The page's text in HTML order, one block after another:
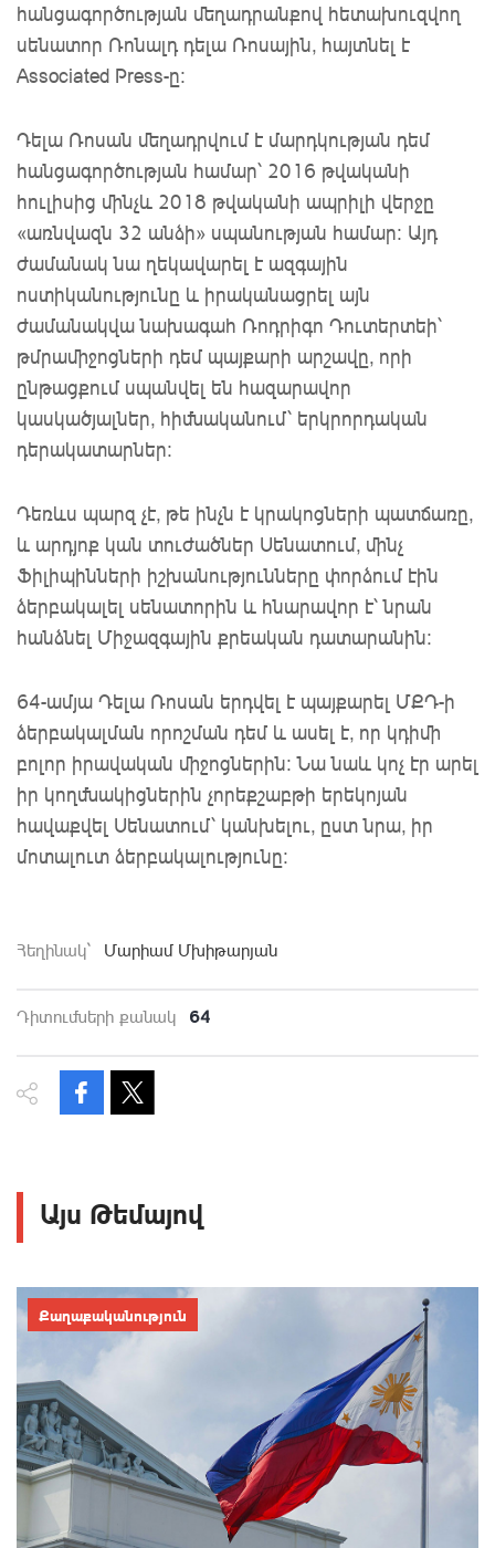
հանցագործության մեղադրանքով հետախուզվող
սենատոր Ռոնալդ դելա Ռոսային, հայտնել է
Associated Press-ը։
Դելա Ռոսան մեղադրվում է մարդկության դեմ
հանցագործության համար՝ 2016 թվականի
հուլիսից մինչև 2018 թվականի ապրիլի վերջը
«առնվազն 32 անձի» սպանության համար: Այդ
ժամանակ նա ղեկավարել է ազգային
ոստիկանությունը և իրականացրել այն
ժամանակվա նախագահ Ռոդրիգո Դուտերտեի՝
թմրամիջոցների դեմ պայքարի արշավը, որի
ընթացքում սպանվել են հազարավոր
կասկածյալներ, հիմնականում՝ երկրորդական
դերակատարներ։
Դեռևս պարզ չէ, թե ինչն է կրակոցների պատճառը,
և արդյոք կան տուժածներ Սենատում, մինչ
Ֆիլիպինների իշխանությունները փորձում էին
ձերբակալել սենատորին և հնարավոր է՝ նրան
հանձնել Միջազգային քրեական դատարանին։
64-ամյա Դելա Ռոսան երդվել է պայքարել ՄՔԴ-ի
ձերբակալման որոշման դեմ և ասել է, որ կդիմի
բոլոր իրավական միջոցներին։ Նա նաև կոչ էր արել
իր կողմնակիցներին չորեքշաբթի երեկոյան
հավաքվել Սենատում՝ կանխելու, ըստ նրա, իր
մոտալուտ ձերբակալությունը։
Հեղինակ` Մարիամ Մխիթարյան
Դիտումների քանակ 64
Այս Թեմայով
Քաղաքականություն